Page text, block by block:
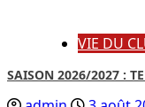
VIE DU
SAISON 2026/2027 :